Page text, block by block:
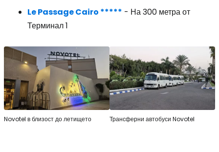
Le Passage Cairo ***** - На 300 метра от
Терминал 1
Novotel в близост до летището Трансферни автобуси Novotel